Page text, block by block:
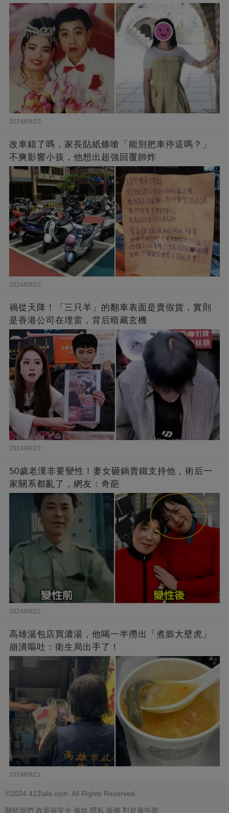
2024/09/23
改車錯了嗎，家長貼紙條嗆「能別把車停這嗎？」
不爽影響小孩，他想出超強回覆帥炸
2024/09/23
禍從天降！「三只羊」的翻車表面是賣假貨，實則
是香港公司在埋雷，背后暗藏玄機
2024/09/23
50歲老漢非要變性！妻女砸鍋賣鐵支持他，術后一
家關系都亂了，網友：奇葩
2024/09/22
高雄湯包店買濃湯，他喝一半撈出「煮膨大壁虎」
崩潰嘔吐：衛生局出手了！
2024/09/21
©2024 412lala.com. All Rights Reserved.
關於我們 政策與安全 條款 隱私 版權 對於廣告商